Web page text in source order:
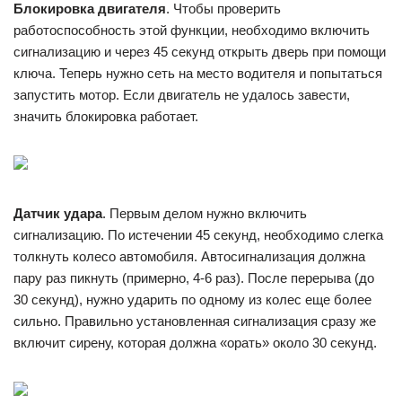
Блокировка двигателя. Чтобы проверить
работоспособность этой функции, необходимо включить
сигнализацию и через 45 секунд открыть дверь при помощи
ключа. Теперь нужно сеть на место водителя и попытаться
запустить мотор. Если двигатель не удалось завести,
значить блокировка работает.
Датчик удара. Первым делом нужно включить
сигнализацию. По истечении 45 секунд, необходимо слегка
толкнуть колесо автомобиля. Автосигнализация должна
пару раз пикнуть (примерно, 4-6 раз). После перерыва (до
30 секунд), нужно ударить по одному из колес еще более
сильно. Правильно установленная сигнализация сразу же
включит сирену, которая должна «орать» около 30 секунд.